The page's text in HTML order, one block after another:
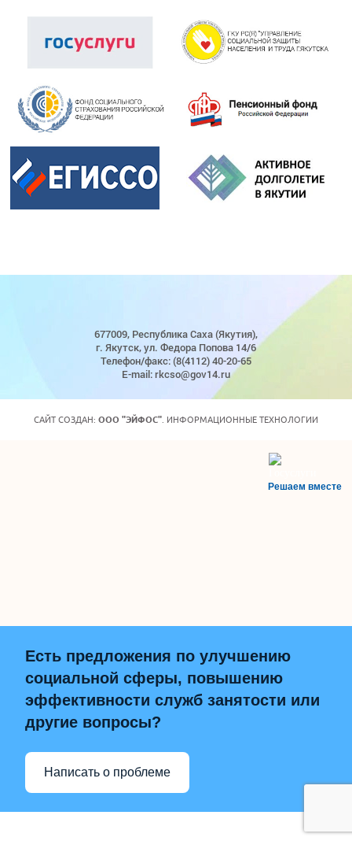
677009, Республика Саха (Якутия),
г. Якутск, ул. Федора Попова 14/6
Телефон/факс: (8(4112) 40-20-65
E-mail: rkcso@gov14.ru
САЙТ СОЗДАН: ООО "ЭЙФОС" . ИНФОРМАЦИОННЫЕ ТЕХНОЛОГИИ
Решаем вместе
Есть предложения по улучшению
социальной сферы, повышению
эффективности служб занятости или
другие вопросы?
Написать о проблеме